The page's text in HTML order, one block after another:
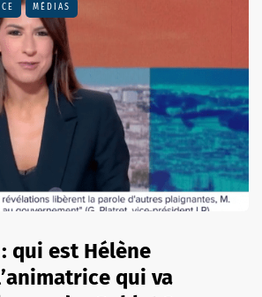
MÉDIAS
qui est Hélène
qui va